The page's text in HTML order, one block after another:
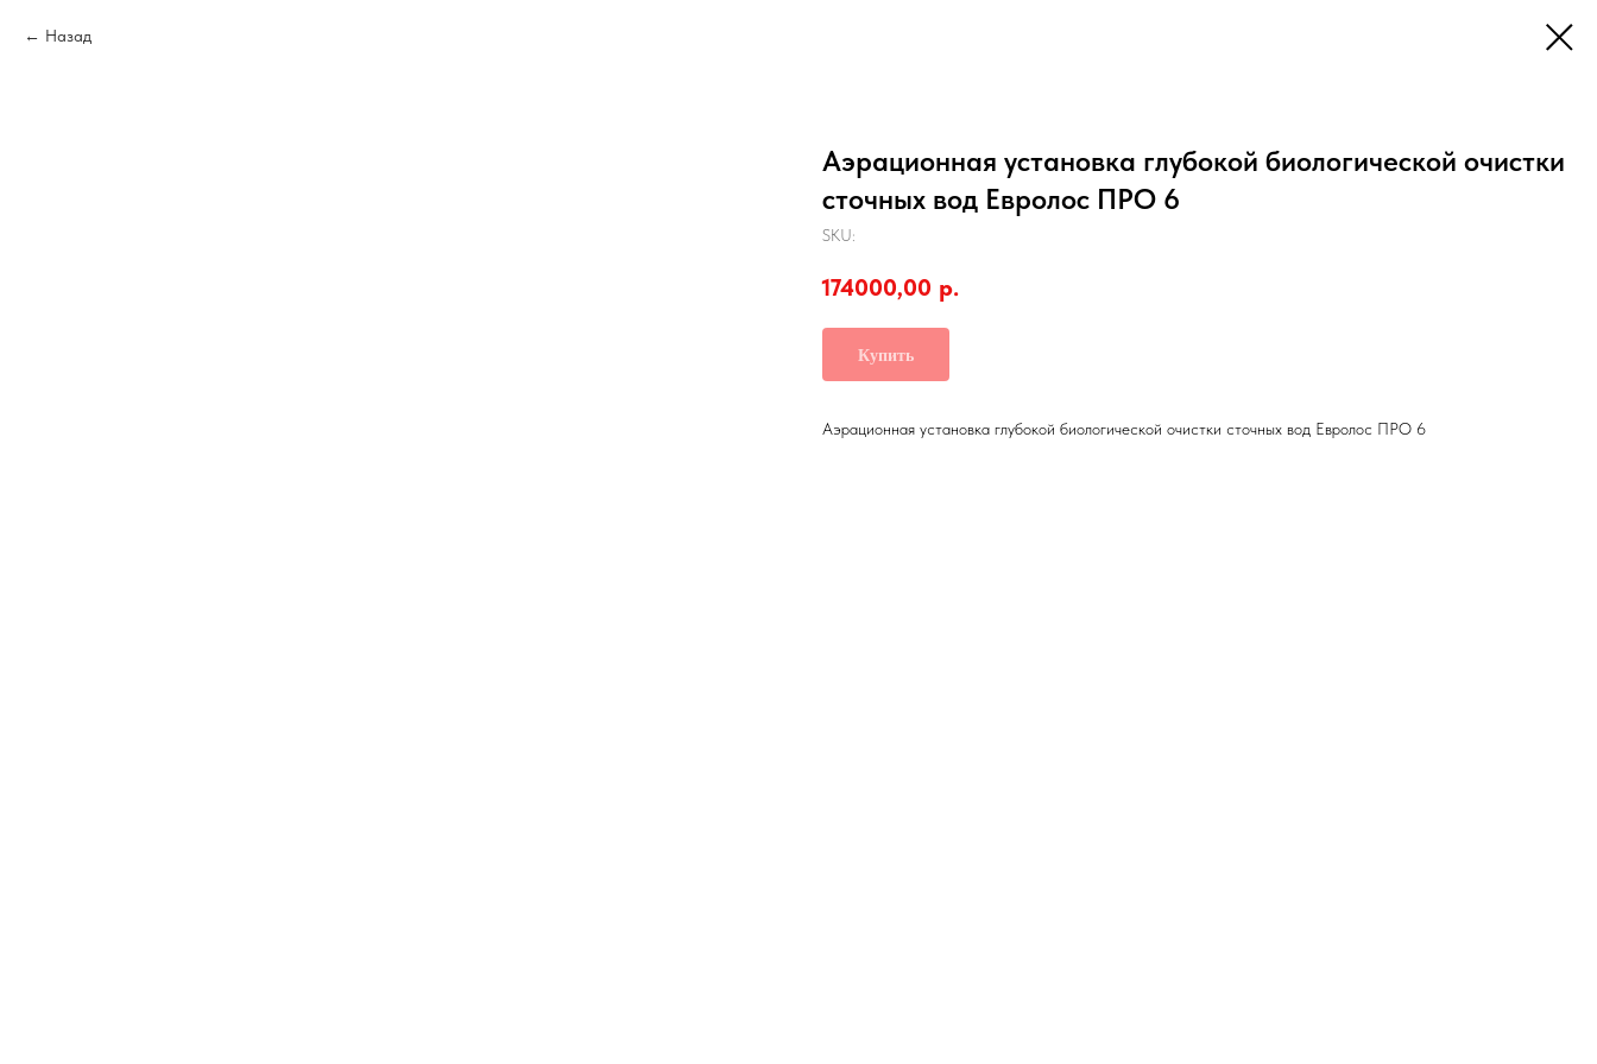
Назад
Аэрационная установка глубокой биологической очистки
сточных вод Евролос ПРО 6
SKU:
174000,00 р.
Купить
Аэрационная установка глубокой биологической очистки сточных вод Евролос ПРО 6